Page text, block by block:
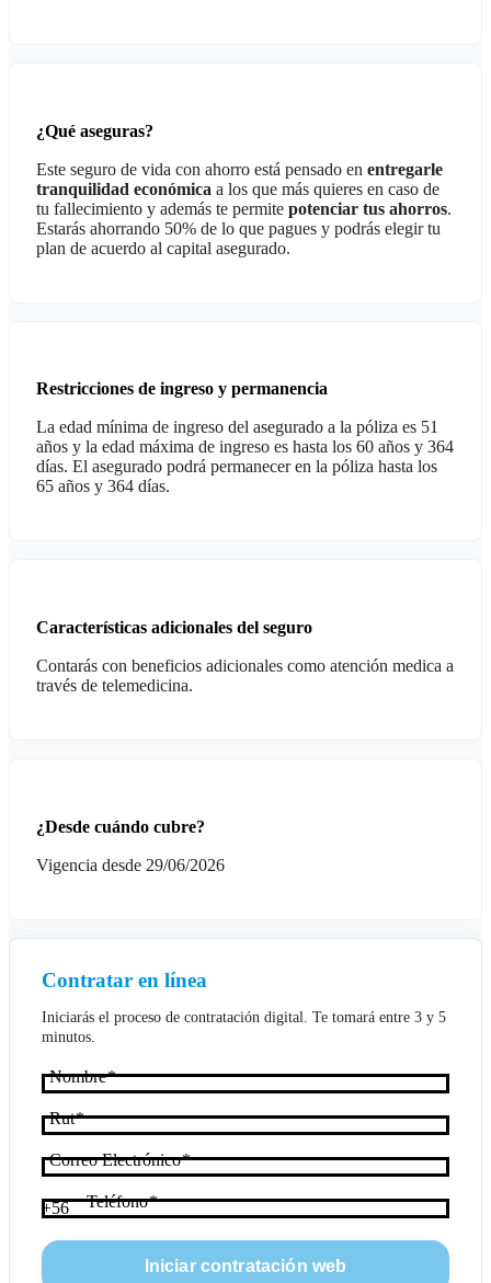
¿Qué aseguras?
Este seguro de vida con ahorro está pensado en entregarle
tranquilidad económica a los que más quieres en caso de
tu fallecimiento y además te permite potenciar tus ahorros.
Estarás ahorrando 50% de lo que pagues y podrás elegir tu
plan de acuerdo al capital asegurado.
Restricciones de ingreso y permanencia
La edad mínima de ingreso del asegurado a la póliza es 51
años y la edad máxima de ingreso es hasta los 60 años y 364
días. El asegurado podrá permanecer en la póliza hasta los
65 años y 364 días.
Características adicionales del seguro
Contarás con beneficios adicionales como atención medica a
través de telemedicina.
¿Desde cuándo cubre?
Vigencia desde 29/06/2026
Contratar en línea
Iniciarás el proceso de contratación digital. Te tomará entre 3 y 5
minutos.
Nombre
Rut
Correo Electrónico
Teléfono
+56
Iniciar contratación web